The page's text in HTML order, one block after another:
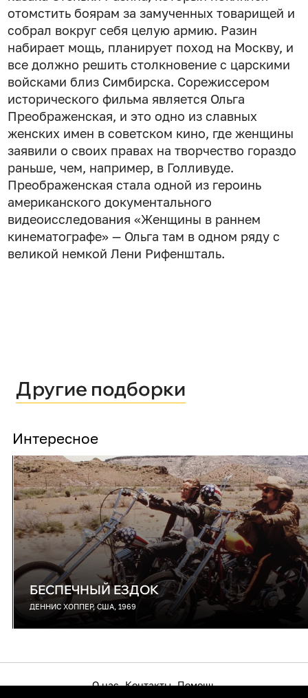
отомстить боярам за замученных товарищей и
собрал вокруг себя целую армию. Разин
набирает мощь, планирует поход на Москву, и
все должно решить столкновение с царскими
войсками близ Симбирска. Сорежиссером
исторического фильма является Ольга
Преображенская, и это одно из славных
женских имен в советском кино, где женщины
заявили о своих правах на творчество гораздо
раньше, чем, например, в Голливуде.
Преображенская стала одной из героинь
американского документального
видеоисследования «Женщины в раннем
кинематографе» — Ольга там в одном ряду с
великой немкой Лени Рифеншталь.
Другие подборки
Интересное
БЕСПЕЧНЫЙ ЕЗДОК
ДЕННИС ХОППЕР, США, 1969
О нас Контакты Помощь